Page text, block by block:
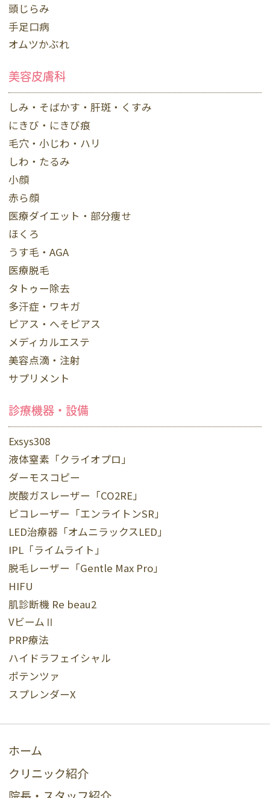
頭じらみ
手足口病
オムツかぶれ
美容皮膚科
しみ・そばかす・肝斑・くすみ
にきび・にきび痕
毛穴・小じわ・ハリ
しわ・たるみ
小顔
赤ら顔
医療ダイエット・部分痩せ
ほくろ
うす毛・AGA
医療脱毛
タトゥー除去
多汗症・ワキガ
ピアス・へそピアス
メディカルエステ
美容点滴・注射
サプリメント
診療機器・設備
Exsys308
液体窒素「クライオプロ」
ダーモスコピー
炭酸ガスレーザー「CO2RE」
ピコレーザー「エンライトンSR」
LED治療器「オムニラックスLED」
IPL「ライムライト」
脱毛レーザー「Gentle Max Pro」
HIFU
肌診断機 Re beau2
VビームⅡ
PRP療法
ハイドラフェイシャル
ポテンツァ
スプレンダーX
ホーム
クリニック紹介